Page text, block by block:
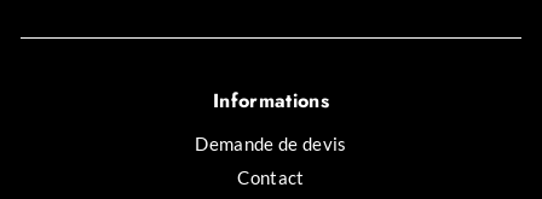
Informations
Demande de devis
Contact